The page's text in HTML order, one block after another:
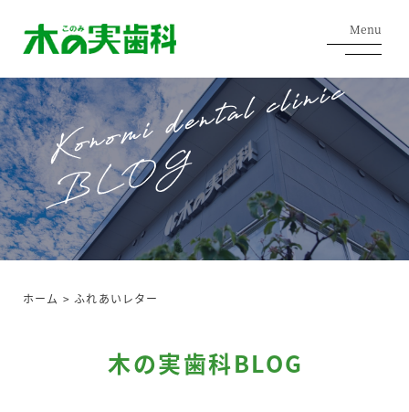
Menu
ホーム >ふれあいレター
木の実歯科BLOG